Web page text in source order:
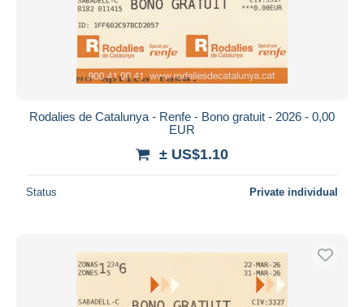
Rodalies de Catalunya - Renfe - Bono gratuit - 2026 - 0,00
EUR
± US$1.10
Status Private individual